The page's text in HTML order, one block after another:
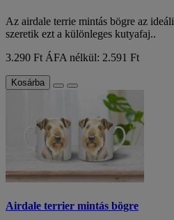
Az airdale terrie mintás bögre az
szeretik ezt a különleges kutyafaj..
3.290 Ft ÁFA nélkül: 2.591 Ft
Kosárba
Airdale terrier mintás bögre